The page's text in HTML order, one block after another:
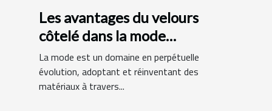
Les avantages du velours
côtelé dans la mode
contemporaine
La mode est un domaine en perpétuelle
évolution, adoptant et réinventant des
matériaux à travers...